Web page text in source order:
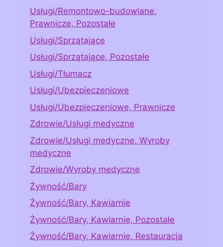
Usługi/Remontowo-budowlane,
Prawnicze, Pozostałe
Usługi/Sprzątające
Usługi/Sprzątające, Pozostałe
Usługi/Tłumacz
Usługi/Ubezpieczeniowe
Usługi/Ubezpieczeniowe, Prawnicze
Zdrowie/Usługi medyczne
Zdrowie/Usługi medyczne, Wyroby
medyczne
Zdrowie/Wyroby medyczne
Żywność/Bary
Żywność/Bary, Kawiarnie
Żywność/Bary, Kawiarnie, Pozostałe
Żywność/Bary, Kawiarnie, Restauracja